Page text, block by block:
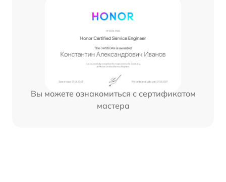
Вы можете ознакомиться с сертификатом
мастера